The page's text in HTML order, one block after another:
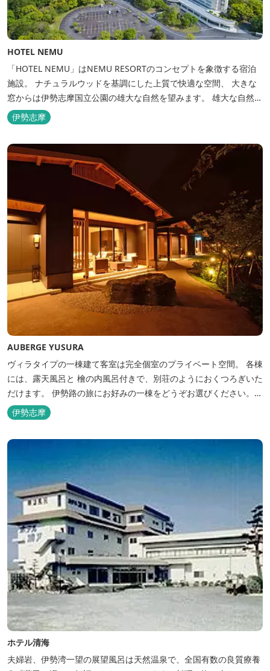
HOTEL NEMU
「HOTEL NEMU」はNEMU RESORTのコンセプトを象徴する宿泊
施設。 ナチュラルウッドを基調にした上質で快適な空間、 大きな
窓からは伊勢志摩国立公園の雄大な自然を望みます。 雄大な自然を
肌で感じるアクティビティや、食材にこだわった旬のお料理、この
地に湧き出る温泉… ここでしかできない「伊勢志摩の恵みあふれ
伊勢志摩
AUBERGE YUSURA
ヴィラタイプの一棟建て客室は完全個室のプライベート空間。 各棟
には、露天風呂と 檜の内風呂付きで、別荘のようにおくつろぎいた
だけます。 伊勢路の旅にお好みの一棟をどうぞお選びください。
「AUBERGE YUSURA」が大切にしていること それは、小さな宿な
らではの「ひと手間」のおもてなし。 「居・食・充」を満たし、皆
伊勢志摩
ホテル清海
夫婦岩、伊勢湾一望の展望風呂は天然温泉で、全国有数の良質療養